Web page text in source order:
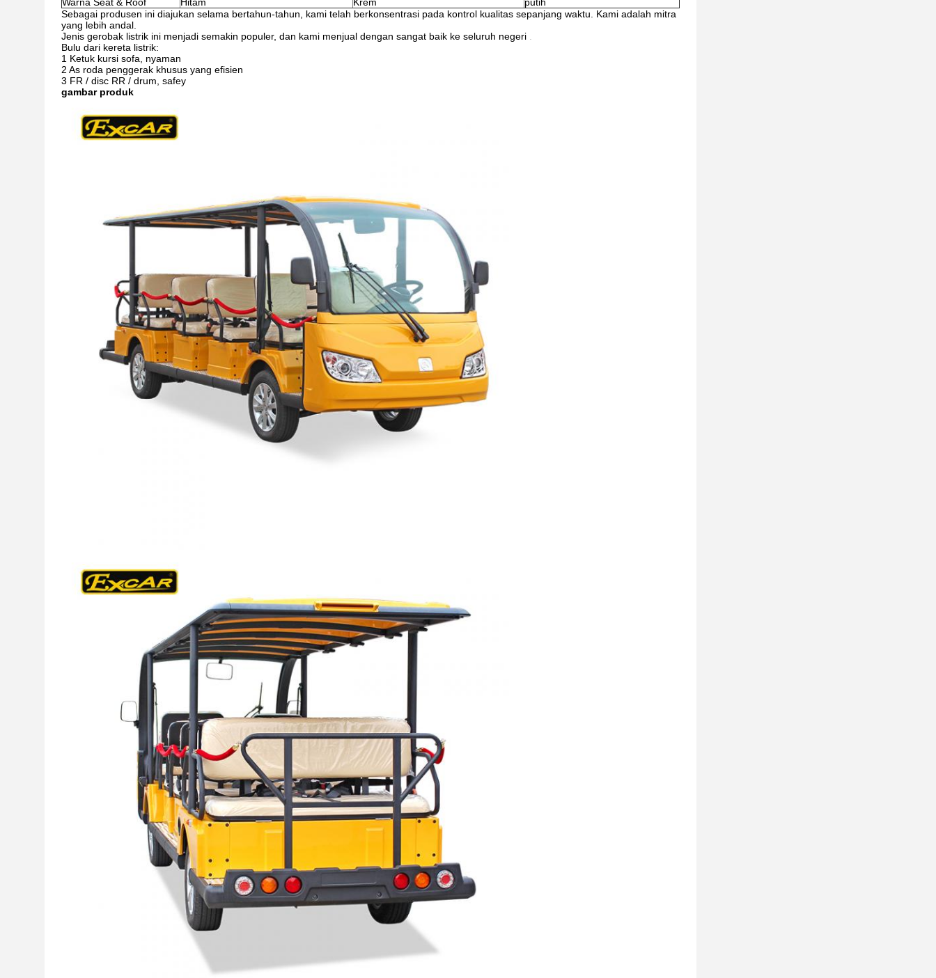
Sebagai produsen ini diajukan selama bertahun-tahun, kami telah berkonsentrasi pada kontrol kualitas sepanjang waktu.
Kami adalah mitra
yang lebih andal.
Jenis gerobak listrik ini menjadi semakin populer, dan kami menjual dengan sangat baik ke seluruh negeri
Bulu dari kereta listrik:
1 Ketuk kursi sofa, nyaman
2 As roda penggerak khusus yang efisien
3 FR / disc RR / drum, safey
gambar produk